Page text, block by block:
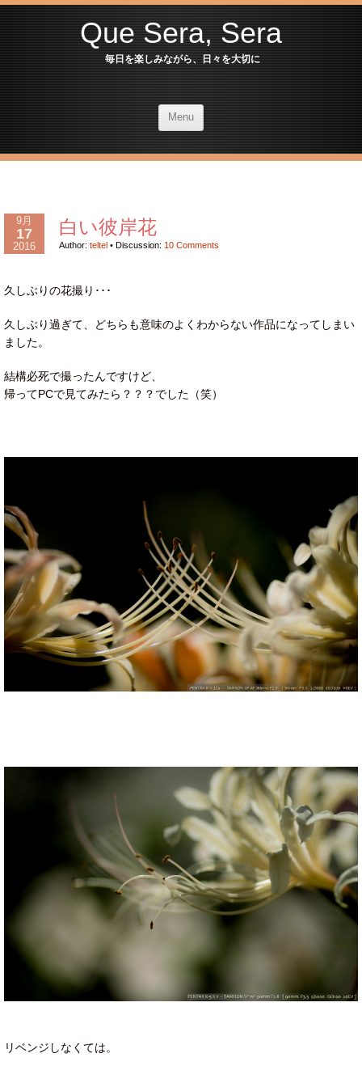
Que Sera, Sera
毎日を楽しみながら、日々を大切に
Menu
9月
17
2016
白い彼岸花
Author: teltel • Discussion: 10 Comments
久しぶりの花撮り･･･
久しぶり過ぎて、どちらも意味のよくわからない作品になってしまい
ました。
結構必死で撮ったんですけど、
帰ってPCで見てみたら？？？でした（笑）
リベンジしなくては。